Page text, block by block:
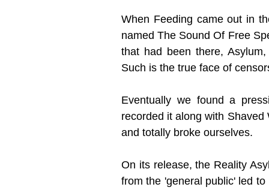
When Feeding came out in
named The Sound Of Free
that had been there,
Such is the true face of
Eventually we found a
recorded it along with
and totally broke ourselves.
On its release, the Reality
from the 'general public' led